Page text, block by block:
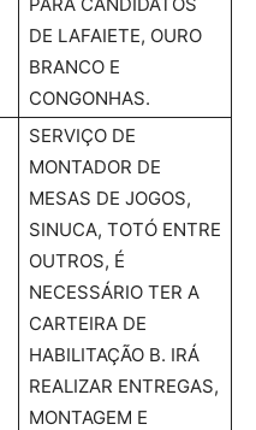
DE LAFAIETE, OURO
BRANCO E
CONGONHAS.
SERVIÇO DE
MONTADOR DE
MESAS DE JOGOS,
SINUCA, TOTÓ ENTRE
OUTROS, É
NECESSÁRIO TER A
CARTEIRA DE
HABILITAÇÃO B. IRÁ
REALIZAR ENTREGAS,
MONTAGEM E